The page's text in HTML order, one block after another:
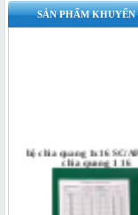
SẢN PHẨM
chia quang 1 16